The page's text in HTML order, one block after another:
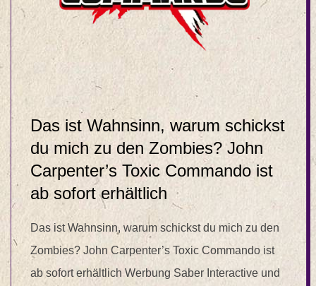
Das ist Wahnsinn, warum schickst
du mich zu den Zombies? John
Carpenter’s Toxic Commando ist
ab sofort erhältlich
Das ist Wahnsinn, warum schickst du mich zu den
Zombies? John Carpenter’s Toxic Commando ist
ab sofort erhältlich Werbung Saber Interactive und